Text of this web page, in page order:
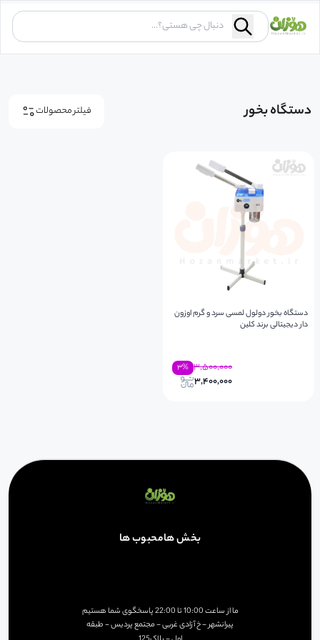
دستگاه بخور فیلتر محصولات
دستگاه بخور دولول لمسی سرد و گرم اوزون
دار دیجیتالی برند کلین
۳,۵۰۰,۰۰۰ ۳%
۳,۴۰۰,۰۰۰
بخش هامحبوب ها
پیرانشهر - خ آزادی غربی - مجتمع پردیس - طبقه
ما از ساعت10:00تا22:00پاسخگوی شما هستیم